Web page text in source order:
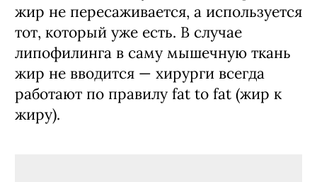
жир не пересаживается, а используется
тот, который уже есть. В случае
липофилинга в саму мышечную ткань
жир не вводится — хирурги всегда
работают по правилу fat to fat (жир к
жиру).